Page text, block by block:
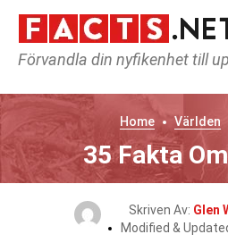
Förvandla din nyfikenhet till
Home Världen
35 Fakta
Skriven Av: Glen
Modified &